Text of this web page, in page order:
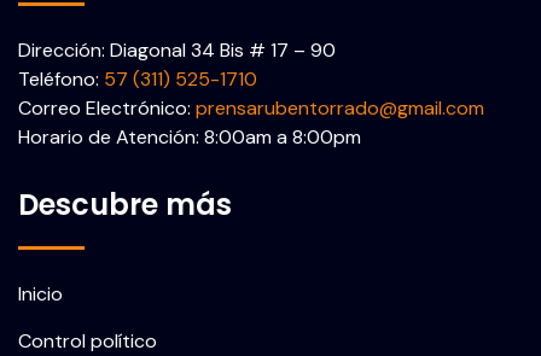
Dirección: Diagonal 34 Bis # 17 – 90
Teléfono: 57 (311) 525-1710
Correo Electrónico: prensarubentorrado@gmail.com
Horario de Atención: 8:00am a 8:00pm
Descubre más
Inicio
Control político